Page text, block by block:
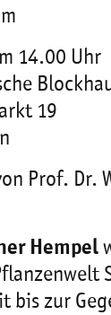
14.00 Uhr
19
Prof. Dr.
Hempel
bis zur